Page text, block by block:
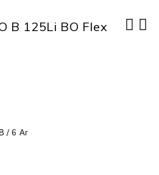
B 125Li BO Flex
/ 6 Аг